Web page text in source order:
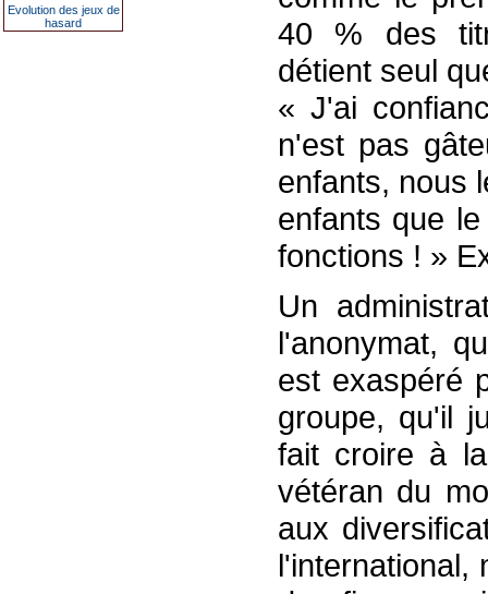
Evolution des jeux de
hasard
40 % des
détient seul
« J'ai
n'est pas
enfants, nous
enfants que
fonctions ! »
Un
l'anonymat,
est exaspéré
groupe, qu'il
fait croire à
vétéran du
aux
l'international,